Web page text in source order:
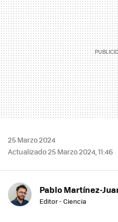
25 Marzo 2024
Actualizado 25 Marzo 2024, 11:46
Pablo Martínez-
Editor - Ciencia